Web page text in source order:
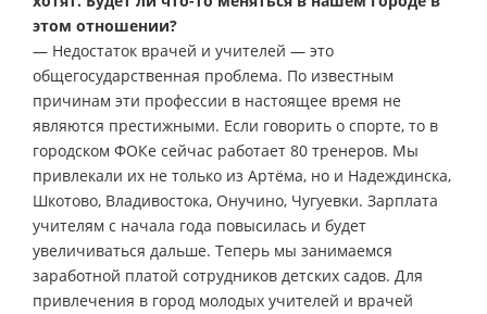
этом отношении?
— Недостаток врачей и учителей — это
общегосударственная проблема. По известным
причинам эти профессии в настоящее время не
являются престижными. Если говорить о спорте, то в
городском ФОКе сейчас работает 80 тренеров. Мы
привлекали их не только из Артёма, но и Надеждинска,
Шкотово, Владивостока, Онучино, Чугуевки. Зарплата
учителям с начала года повысилась и будет
увеличиваться дальше. Теперь мы занимаемся
заработной платой сотрудников детских садов. Для
привлечения в город молодых учителей и врачей